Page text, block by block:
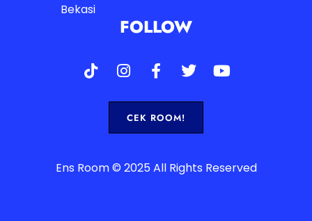
Bekasi
FOLLOW
CEK ROOM!
Ens Room © 2025 All Rights Reserved